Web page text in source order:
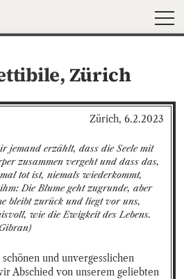
Zürich
Zürich, 6.2.2023
jemand erzählt, dass die Seele mit
zusammen vergeht und dass das,
tot ist, niemals wiederkommt,
Die Blume geht zugrunde, aber
bleibt zurück und liegt vor uns,
wie die Ewigkeit des Lebens.
und unvergesslichen
Abschied von unserem geliebten